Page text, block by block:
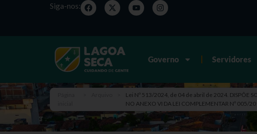
Siga-nos:
Governo Servidores
Lei Nº 513/2024, de 04 de abril de 2024. DISPÕE
NO ANEXO VI DA LEI COMPLEMENTAR Nº 005/